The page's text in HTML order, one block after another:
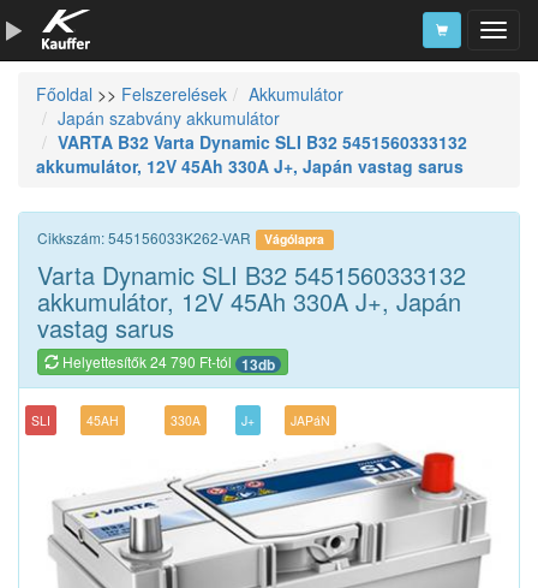
Szerszámkatalógus
Kosár
Főoldal >> Felszerelések
Akkumulátor
Japán szabvány akkumulátor
VARTA B32 Varta Dynamic SLI B32 5451560333132
akkumulátor, 12V 45Ah 330A J+, Japán vastag sarus
Cikkszám: 545156033K262-VAR Vágólapra
Varta Dynamic SLI B32 5451560333132
akkumulátor, 12V 45Ah 330A J+, Japán
vastag sarus
Helyettesítők 24 790 Ft-tól 13db
SLI 45AH 330A J+ JAPáN